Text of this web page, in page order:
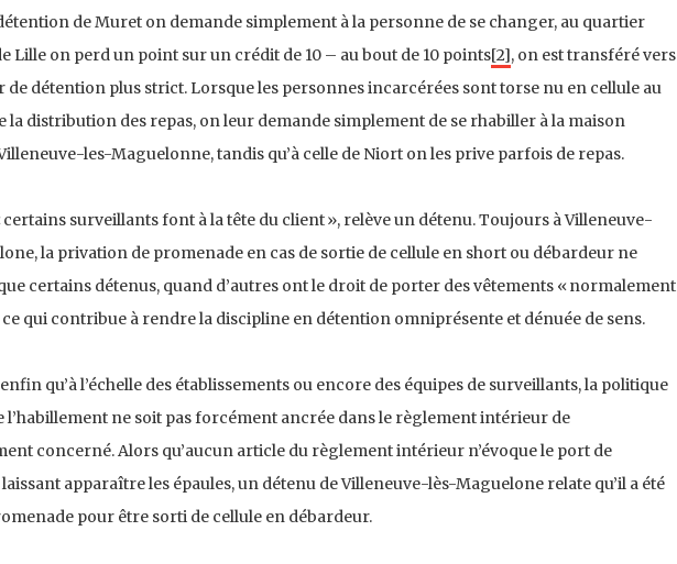
de Muret on demande simplement à la personne de se changer, au quartier
Lille on perd un point sur un crédit de 10 – au bout de 10 points[2], on est transféré vers
de détention plus strict. Lorsque les personnes incarcérées sont torse nu en cellule au
la distribution des repas, on leur demande simplement de se rhabiller à la maison
les-Maguelonne, tandis qu’à celle de Niort on les prive parfois de repas.
certains surveillants font à la tête du client », relève un détenu. Toujours à Villeneuve-
la privation de promenade en cas de sortie de cellule en short ou débardeur ne
certains détenus, quand d’autres ont le droit de porter des vêtements « normalement
qui contribue à rendre la discipline en détention omniprésente et dénuée de sens.
qu’à l’échelle des établissements ou encore des équipes de surveillants, la politique
l’habillement ne soit pas forcément ancrée dans le règlement intérieur de
concerné. Alors qu’aucun article du règlement intérieur n’évoque le port de
apparaître les épaules, un détenu de Villeneuve-lès-Maguelone relate qu’il a été
pour être sorti de cellule en débardeur.